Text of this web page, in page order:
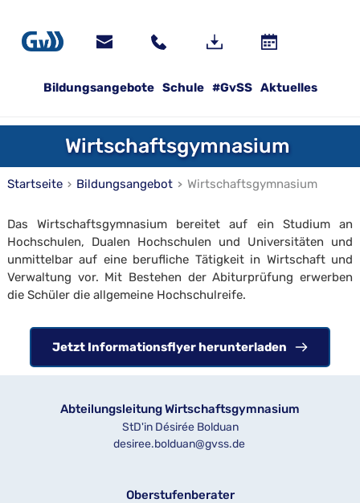
Bildungsangebote Schule #GvSS Aktuelles
Wirtschaftsgymnasium
Startseite Bildungsangebot Wirtschaftsgymnasium
Das Wirtschaftsgymnasium bereitet auf ein Studium an
Hochschulen, Dualen Hochschulen und Universitäten und
unmittelbar auf eine berufliche Tätigkeit in Wirt­schaft und
Verwaltung vor. Mit Bestehen der Abitur­prüfung erwerben
die Schüler die allgemeine Hoch­schulreife.
Jetzt Informationsflyer herunterladen
Abteilungsleitung Wirtschaftsgymnasium
StD'in Désirée Bolduan
desiree.bolduan@gvss.de
Oberstufenberater